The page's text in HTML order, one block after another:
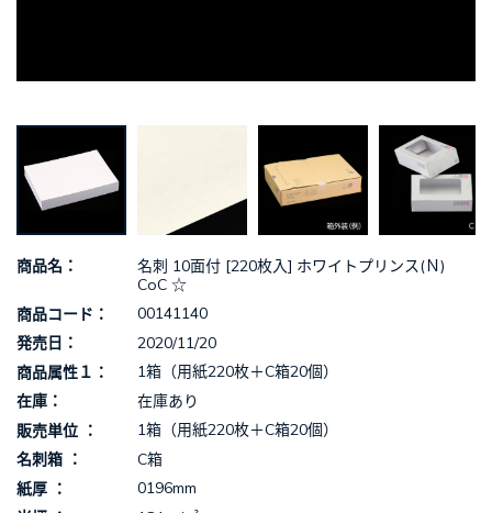
商品名
名刺 10面付 [220枚入] ホワイトプリンス(Ｎ)
CoC ☆
商品コード
00141140
発売日
2020/11/20
商品属性１
1箱（用紙220枚＋C箱20個）
在庫
在庫あり
販売単位
1箱（用紙220枚＋C箱20個）
名刺箱
C箱
紙厚
0196mm